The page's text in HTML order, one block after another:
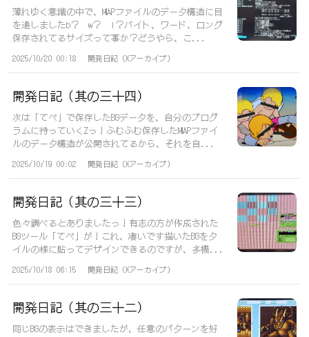
薄れゆく意識の中で、MAPファイルのデータ構造に目
を通しましたb？ w？ l？バイト、ワード、ロング
保存されてるサイズって事か？どうやら、こ...
2025/10/20 00:18 開発日記（Xアーカイブ）
開発日記（其の三十四）
次は「てぺ」で保存したBGデータを、自分のプログ
ラムに持っていくZっ！ふむふむ保存したMAPファイ
ルのデータ構造が公開されてるから、それを自...
2025/10/19 00:02 開発日記（Xアーカイブ）
開発日記（其の三十三）
色々調べるとありましたっ！有志の方が作成された
BGツール「てぺ」が！これ、凄いです描いたBGをタ
イルの様に貼ってデザインできるのですが、多機...
2025/10/18 06:15 開発日記（Xアーカイブ）
開発日記（其の三十二）
同じBGの表示はできましたが、任意のパターンを好